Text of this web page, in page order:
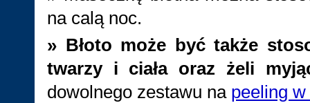
na calą noc.
» Błoto może być także
twarzy i ciała oraz żeli
dowolnego zestawu na peeling